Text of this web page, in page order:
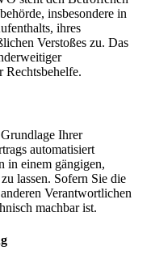
insbesondere in
ihres
Verstoßes zu. Das
Rechtsbehelfe.
Ihrer
automatisiert
in einem gängigen,
lassen. Sofern Sie die
Verantwortlichen
machbar ist.